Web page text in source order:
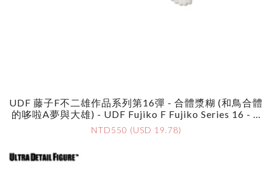
UDF 藤子F不二雄作品系列第16彈 - 合體漿糊 (和鳥合體
的哆啦A夢與大雄) - UDF Fujiko F Fujiko Series 16 - G
Attai Glue
NTD550 (USD 19.78)